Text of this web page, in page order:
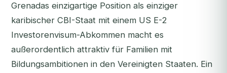
Grenadas einzigartige Position als einziger
karibischer CBI-Staat mit einem US E-2
Investorenvisum-Abkommen macht es
außerordentlich attraktiv für Familien mit
Bildungsambitionen in den Vereinigten Staaten. Ein